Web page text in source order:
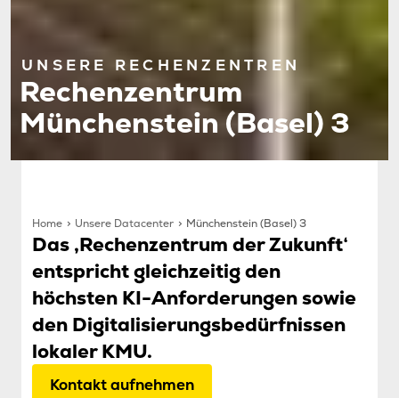
UNSERE RECHENZENTREN
Rechenzentrum
Münchenstein (Basel) 3
Home Unsere Datacenter Münchenstein (Basel) 3
Das ‚Rechenzentrum der Zukunft‘
entspricht gleichzeitig den
höchsten KI-Anforderungen sowie
den Digitalisierungsbedürfnissen
lokaler KMU.
Kontakt aufnehmen